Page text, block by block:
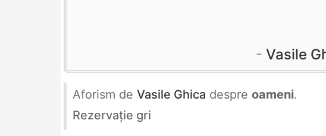
Vasile
Aforism de Vasile Ghica despre oameni.
Rezervaţie gri